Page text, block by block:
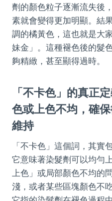
劑的顏色粒子逐漸流失後
素就會變得更加明顯。結
調的橘黃色，這也就是大
妹金」。這種褪色後的髮
夠精緻，甚至顯得過時。
「不卡色」的真正
色或上色不均，確
維持
「不卡色」這個詞，其實
它意味著染髮劑可以均勻
上色」或局部顏色不均的
淺，或者某些區塊顏色不